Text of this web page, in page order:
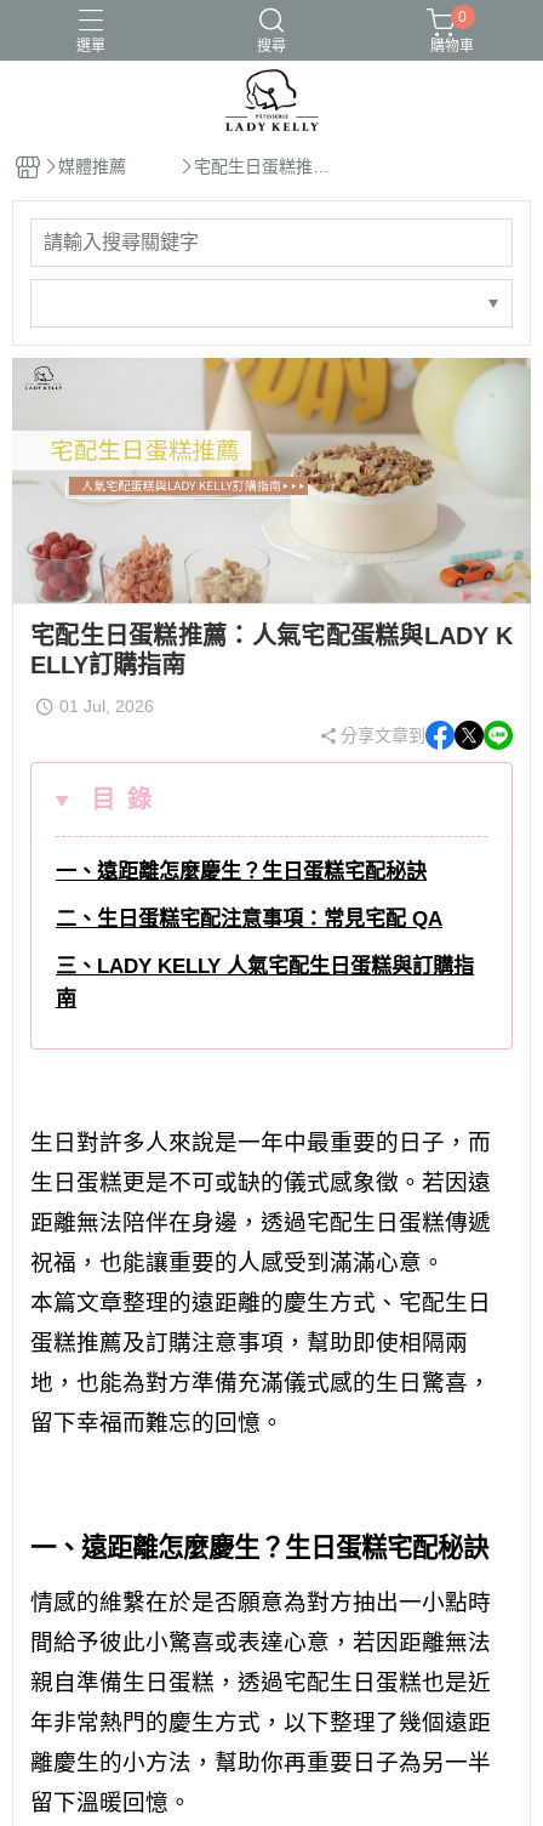
選單 搜尋
0
購物車
媒體推薦
宅配生日蛋糕推
與LADY KELLY訂
購指南
宅配生日蛋糕推薦：人氣宅配蛋糕與LADY K
ELLY訂購指南
01 Jul, 2026
分享文章到
目 錄
一、遠距離怎麼慶生？生日蛋糕宅配秘訣
二、生日蛋糕宅配注意事項：常見宅配 QA
三、LADY KELLY 人氣宅配生日蛋糕與訂購指
南
生日對許多人來說是一年中最重要的日子，而
生日蛋糕更是不可或缺的儀式感象徵。若因遠
距離無法陪伴在身邊，透過宅配生日蛋糕傳遞
祝福，也能讓重要的人感受到滿滿心意。
本篇文章整理的遠距離的慶生方式、宅配生日
蛋糕推薦及訂購注意事項，幫助即使相隔兩
地，也能為對方準備充滿儀式感的生日驚喜，
留下幸福而難忘的回憶。
一、遠距離怎麼慶生？生日蛋糕宅配秘訣
情感的維繫在於是否願意為對方抽出一小點時
間給予彼此小驚喜或表達心意，若因距離無法
親自準備生日蛋糕，透過宅配生日蛋糕也是近
年非常熱門的慶生方式，以下整理了幾個遠距
離慶生的小方法，幫助你再重要日子為另一半
留下溫暖回憶。